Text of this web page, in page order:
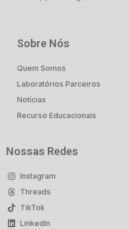
Sobre Nós
Quem Somos
Laboratórios Parceiros
Notícias
Recurso Educacionais
Nossas Redes
Instagram
Threads
TikTok
LinkedIn